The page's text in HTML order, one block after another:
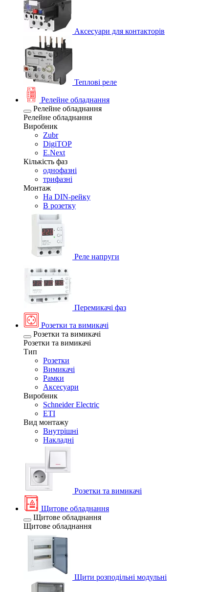
Аксесуари для контакторів
Теплові реле
Релейне обладнання
Релейне обладнання
Релейне обладнання
Виробник
Zubr
DigiTOP
E.Next
Кількість фаз
однофазні
трифазні
Монтаж
На DIN-рейку
В розетку
Реле напруги
Перемикачі фаз
Розетки та вимикачі
Розетки та вимикачі
Розетки та вимикачі
Тип
Розетки
Вимикачі
Рамки
Аксесуари
Виробник
Schneider Electric
ETI
Вид монтажу
Внутрішні
Накладні
Розетки та вимикачі
Щитове обладнання
Щитове обладнання
Щитове обладнання
Щити розподільні модульні